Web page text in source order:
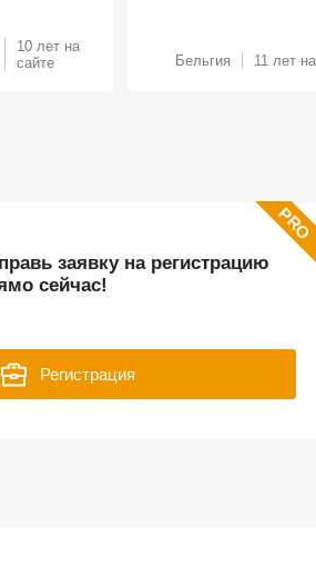
10 лет на
сайте
Бельгия 11 лет
заявку на регистрацию
сейчас!
Регистрация